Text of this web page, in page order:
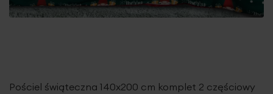
Pościel świąteczna 140x200 cm komplet 2 częściowy